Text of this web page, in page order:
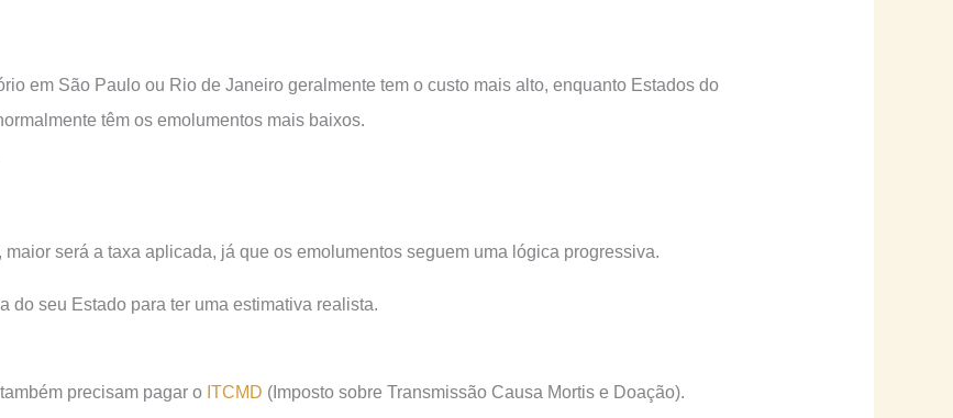
em São Paulo ou Rio de Janeiro geralmente tem o custo mais alto, enquanto Estados do
têm os emolumentos mais baixos.
será a taxa aplicada, já que os emolumentos seguem uma lógica progressiva.
do seu Estado para ter uma estimativa realista.
precisam pagar o ITCMD (Imposto sobre Transmissão Causa Mortis e Doação).